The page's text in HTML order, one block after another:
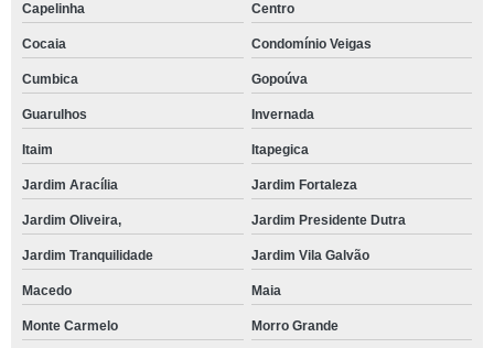
Capelinha Centro
Cocaia Condomínio Veigas
Cumbica Gopoúva
Guarulhos Invernada
Itaim Itapegica
Jardim Aracília Jardim Fortaleza
Jardim Oliveira, Jardim Presidente Dutra
Jardim Tranquilidade Jardim Vila Galvão
Macedo Maia
Monte Carmelo Morro Grande